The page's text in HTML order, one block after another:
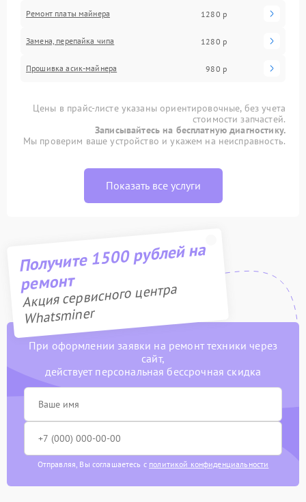
Ремонт платы майнера 1280 р
Замена, перепайка чипа 1280 р
Прошивка асик-майнера 980 р
Цены в прайс-листе указаны ориентировочные, без учета
стоимости запчастей.
Записывайтесь на бесплатную диагностику.
Мы проверим ваше устройство и укажем на неисправность.
Показать все услуги
Получите 1500 рублей на
ремонт
Акция сервисного центра
Whatsminer
При оформлении заявки на ремонт техники через
сайт,
действует персональная бессрочная скидка
Отправляя, Вы соглашаетесь с политикой конфиденциальности